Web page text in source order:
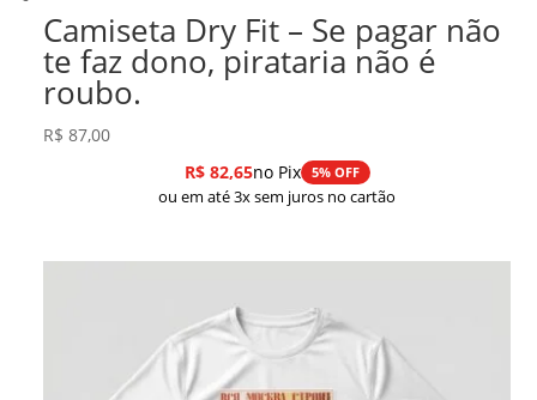
Camiseta Dry Fit – Se pagar não
te faz dono, pirataria não é
roubo.
R$ 87,00
R$82,65no Pix 5% OFF
ou em até 3x sem juros no cartão